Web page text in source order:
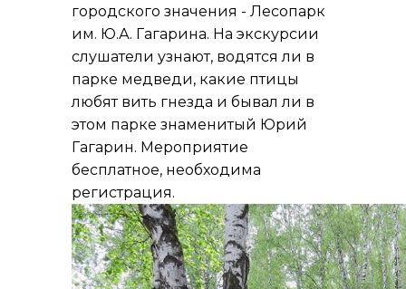
городского значения - Лесопарк
им. Ю.А. Гагарина. На экскурсии
слушатели узнают, водятся ли в
парке медведи, какие птицы
любят вить гнезда и бывал ли в
этом парке знаменитый Юрий
Гагарин. Мероприятие
бесплатное, необходима
регистрация.